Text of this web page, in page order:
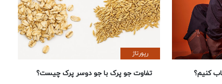
کنیم؟
رپورتاژ
تفاوت جو پرک با جو دوسر پرک چیست؟